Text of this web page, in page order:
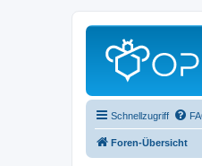
Schnellzugriff
Foren-Übersicht